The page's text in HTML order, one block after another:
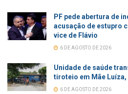
PF pede abertura de
acusação de estupro
vice de Flávio
6 DE AGOSTO DE 2026
Unidade de saúde
tiroteio em Mãe Luíza,
6 DE AGOSTO DE 2026